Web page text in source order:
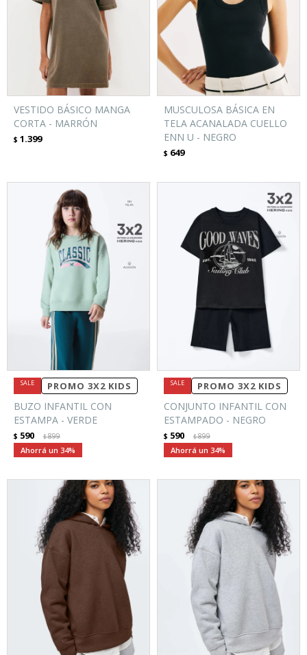
VESTIDO BÁSICO MANGA
CORTA - MARRÓN
$ 1.399
MUSCULOSA BÁSICA EN
TELA ACANALADA CUELLO
ENN U - NEGRO
$ 649
PROMO 3X2 KIDS
BUZO INFANTIL CON
ESTAMPA - VERDE
$ 590 $899
34
PROMO 3X2 KIDS
CONJUNTO INFANTIL CON
ESTAMPADO - NEGRO
$ 590 $899
34